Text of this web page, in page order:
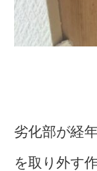
劣化部が経
を取り外す